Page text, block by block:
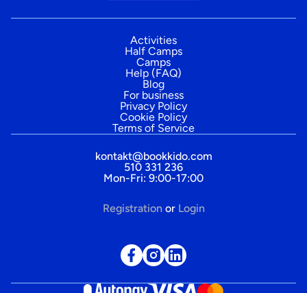
Activities
Half Camps
Camps
Help (FAQ)
Blog
For business
Privacy Policy
Cookie Policy
Terms of Service
kontakt@bookkido.com
510 331 236
Mon-Fri: 9:00-17:00
Registration or Login